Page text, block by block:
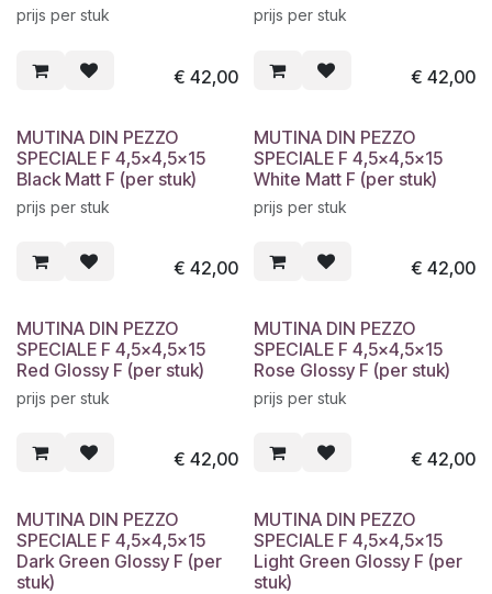
prijs per stuk
€ 42,00
prijs per stuk
€ 42,00
MUTINA DIN PEZZO
SPECIALE F 4,5x4,5x15
Black Matt F (per stuk)
prijs per stuk
€ 42,00
MUTINA DIN PEZZO
SPECIALE F 4,5x4,5x15
White Matt F (per stuk)
prijs per stuk
€ 42,00
MUTINA DIN PEZZO
SPECIALE F 4,5x4,5x15
Red Glossy F (per stuk)
prijs per stuk
€ 42,00
MUTINA DIN PEZZO
SPECIALE F 4,5x4,5x15
Rose Glossy F (per stuk)
prijs per stuk
€ 42,00
MUTINA DIN PEZZO
SPECIALE F 4,5x4,5x15
Dark Green Glossy F (per
stuk)
MUTINA DIN PEZZO
SPECIALE F 4,5x4,5x15
Light Green Glossy F (per
stuk)